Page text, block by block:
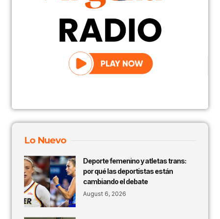
Lo Nuevo
Deporte femenino y atletas trans:
por qué las deportistas están
cambiando el debate
August 6, 2026